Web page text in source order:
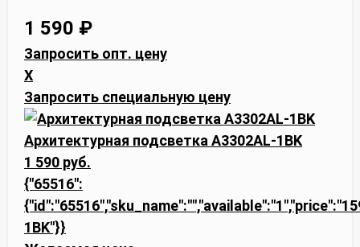
1 590 ₽
Запросить опт. цену
X
Запросить специальную цену
Архитектурная подсветка A3302AL-1BK
1 590 руб.
{"65516":
1BK"}}